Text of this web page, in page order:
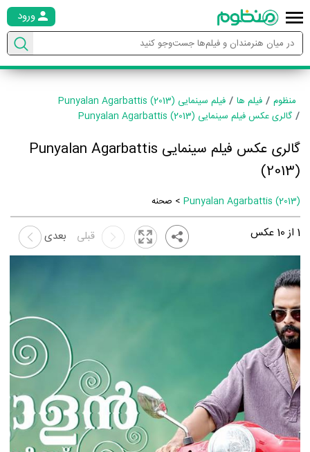
ورود
منظوم فیلم ها
فیلم سینمایی Punyalan Agarbattis (2013)
گالری عکس فیلم سینمایی Punyalan Agarbattis (2013)
گالری عکس فیلم سینمایی Punyalan Agarbattis
(2013)
Punyalan Agarbattis (2013) > صحنه
1 از10 عکس بعدی قبلی